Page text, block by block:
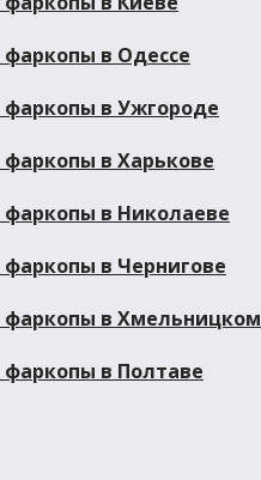
в Одессе
в Ужгороде
в Харькове
в Николаеве
в Чернигове
в Хмельницком
в Полтаве